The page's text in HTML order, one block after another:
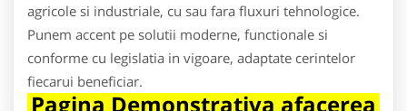
agricole si industriale, cu sau fara fluxuri tehnologice.
Punem accent pe solutii moderne, functionale si
conforme cu legislatia in vigoare, adaptate cerintelor
fiecarui beneficiar.
Pagina Demonstrativa afacerea